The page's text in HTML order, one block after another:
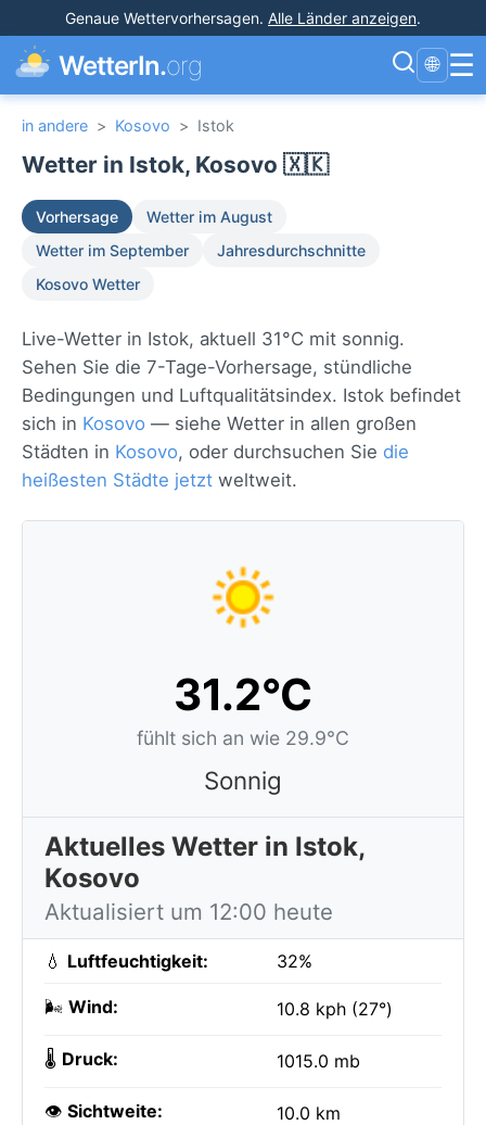
Genaue Wettervorhersagen. Alle Länder anzeigen.
WetterIn.org 🌐 ☰
in andere > Kosovo > Istok
Wetter in Istok, Kosovo 🇽🇰
Vorhersage
Wetter im August
Wetter im September
Jahresdurchschnitte
Kosovo Wetter
Live-Wetter in Istok, aktuell 31°C mit sonnig.
Sehen Sie die 7-Tage-Vorhersage, stündliche
Bedingungen und Luftqualitätsindex. Istok befindet
sich in Kosovo — siehe Wetter in allen großen
Städten in Kosovo, oder durchsuchen Sie die
heißesten Städte jetzt weltweit.
31.2°C
fühlt sich an wie 29.9°C
Sonnig
Aktuelles Wetter in Istok,
Kosovo
Aktualisiert um 12:00 heute
💧 Luftfeuchtigkeit: 32%
🌬️ Wind: 10.8 kph (27°)
🌡️ Druck: 1015.0 mb
👁️ Sichtweite: 10.0 km